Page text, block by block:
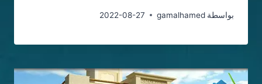
بواسطة gamalhamed
2022-08-27